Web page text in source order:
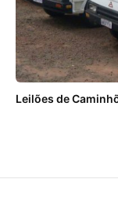
Leilões de